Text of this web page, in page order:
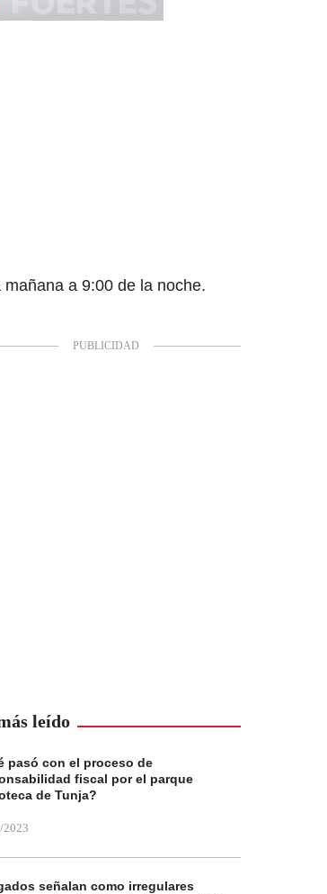
a 9:00 de la noche.
leído
pasó con el proceso de
fiscal por el parque
de Tunja?
2023
señalan como irregulares